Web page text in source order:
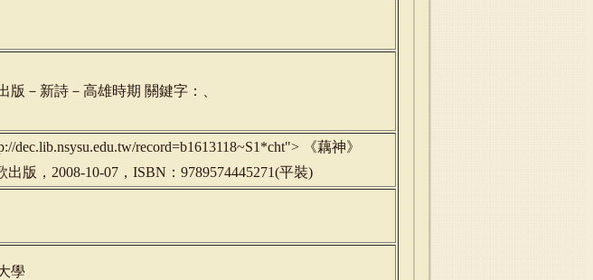
版－新詩－高雄時期 關鍵字：、
dec.lib.nsysu.edu.tw/record=b1613118~S1*cht"> 《藕神》
出版，2008-10-07，ISBN：9789574445271(平裝)
學